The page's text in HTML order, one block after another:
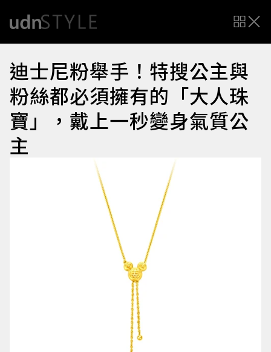
迪士尼粉舉手！特搜公主與
粉絲都必須擁有的「大人珠
寶」，戴上一秒變身氣質公
主